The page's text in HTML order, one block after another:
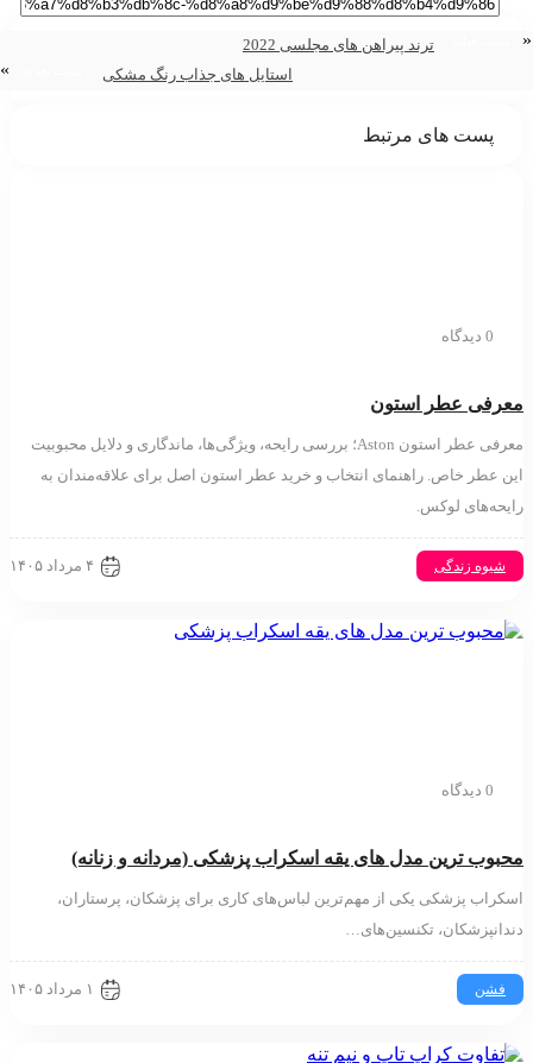
قبلی
ترند پیراهن های مجلسی 2022
استایل های جذاب رنگ مشکی
پست های مرتبط
عطر استون
معرفی عطر استون Aston؛ بررسی رایحه، ویژگی‌ها، ماندگاری و دلایل محبوبیت
عطر خاص. راهنمای انتخاب و خرید عطر استون اصل برای علاقه‌مندان به
لوکس.
شیوه زندگی ۴ مرداد ۱۴۰۵
ترین مدل های یقه اسکراب پزشکی (مردانه و زنانه)
پزشکی یکی از مهم‌ترین لباس‌های کاری برای پزشکان، پرستاران،
تکنسین‌های…
فشن ۱ مرداد ۱۴۰۵